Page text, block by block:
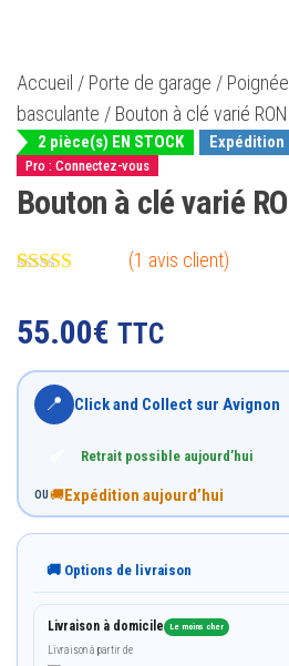
Accueil / Porte de garage /
basculante / Bouton à clé varié
2 pièce(s) EN STOCK
Pro : Connectez-vous
Bouton à clé varié
surnotation
client
(1 avis client)
55.00€ TTC
📍 Click and Collect sur Avignon
Retrait possible aujourd’hui
OU 🚚Expédition aujourd’hui
🚚 Options de livraison
Livraison à domicile Le moins cher
Livraison à partir de